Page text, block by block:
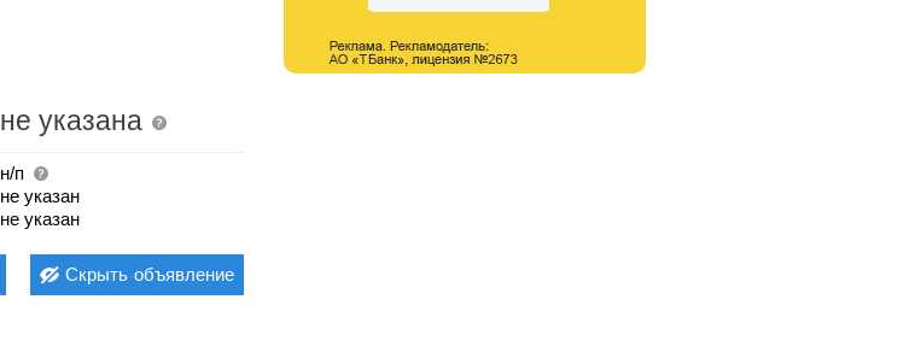
не указана
н/п
не указан
не указан
Скрыть объявление